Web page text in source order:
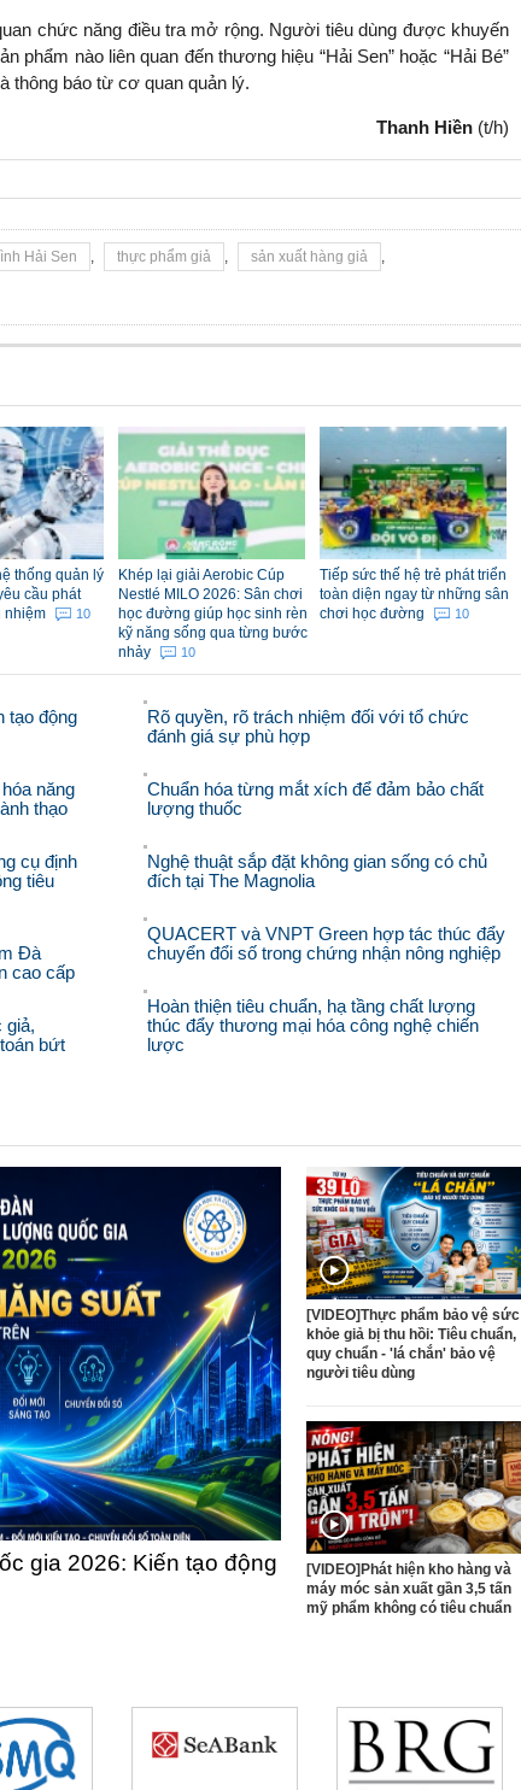
chức năng điều tra mở rộng. Người tiêu dùng được khuyến
phẩm nào liên quan đến thương hiệu “Hải Sen” hoặc “Hải Bé”
thông báo từ cơ quan quản lý.
Thanh Hiền (t/h)
Hải Sen , thực phẩm giả , sản xuất hàng giả ,
thống quản lý
cầu phát
nhiệm
10
Khép lại giải Aerobic Cúp
Nestlé MILO 2026: Sân chơi
học đường giúp học sinh rèn
kỹ năng sống qua từng bước
nhảy
10
Tiếp sức thế hệ trẻ phát triển
toàn diện ngay từ những sân
chơi học đường
10
tạo động
năng
thạo
cụ định
tiêu
Đà
cao cấp
giả,
bứt
Rõ quyền, rõ trách nhiệm đối với tổ chức
đánh giá sự phù hợp
Chuẩn hóa từng mắt xích để đảm bảo chất
lượng thuốc
Nghệ thuật sắp đặt không gian sống có chủ
đích tại The Magnolia
QUACERT và VNPT Green hợp tác thúc đẩy
chuyển đổi số trong chứng nhận nông nghiệp
Hoàn thiện tiêu chuẩn, hạ tầng chất lượng
thúc đẩy thương mại hóa công nghệ chiến
lược
gia 2026: Kiến tạo động
[VIDEO]Thực phẩm bảo vệ sức
khỏe giả bị thu hồi: Tiêu chuẩn,
quy chuẩn - 'lá chắn' bảo vệ
người tiêu dùng
[VIDEO]Phát hiện kho hàng và
máy móc sản xuất gần 3,5 tấn
mỹ phẩm không có tiêu chuẩn